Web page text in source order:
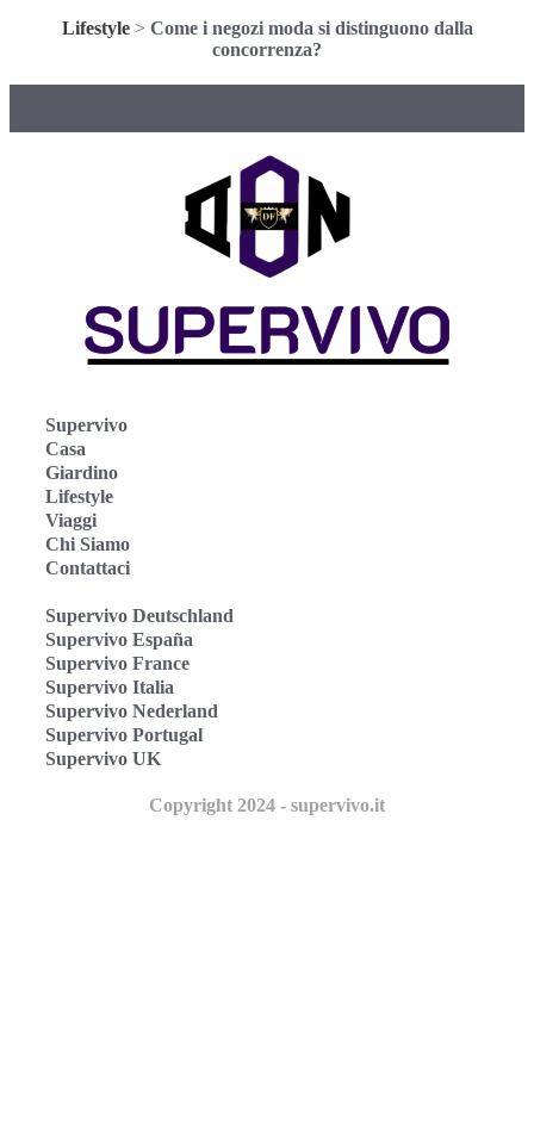
Lifestyle> Come i negozi moda si distinguono dalla
concorrenza?
Supervivo
Casa
Giardino
Lifestyle
Viaggi
Chi Siamo
Contattaci
Supervivo Deutschland
Supervivo España
Supervivo France
Supervivo Italia
Supervivo Nederland
Supervivo Portugal
Supervivo UK
Copyright 2024 - supervivo.it